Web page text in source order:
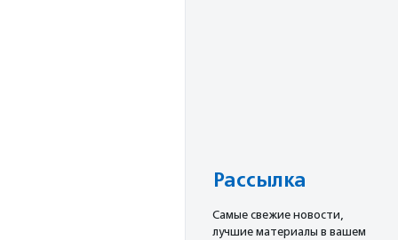
Рассылка
Cамые свежие новости,
лучшие материалы в вашем